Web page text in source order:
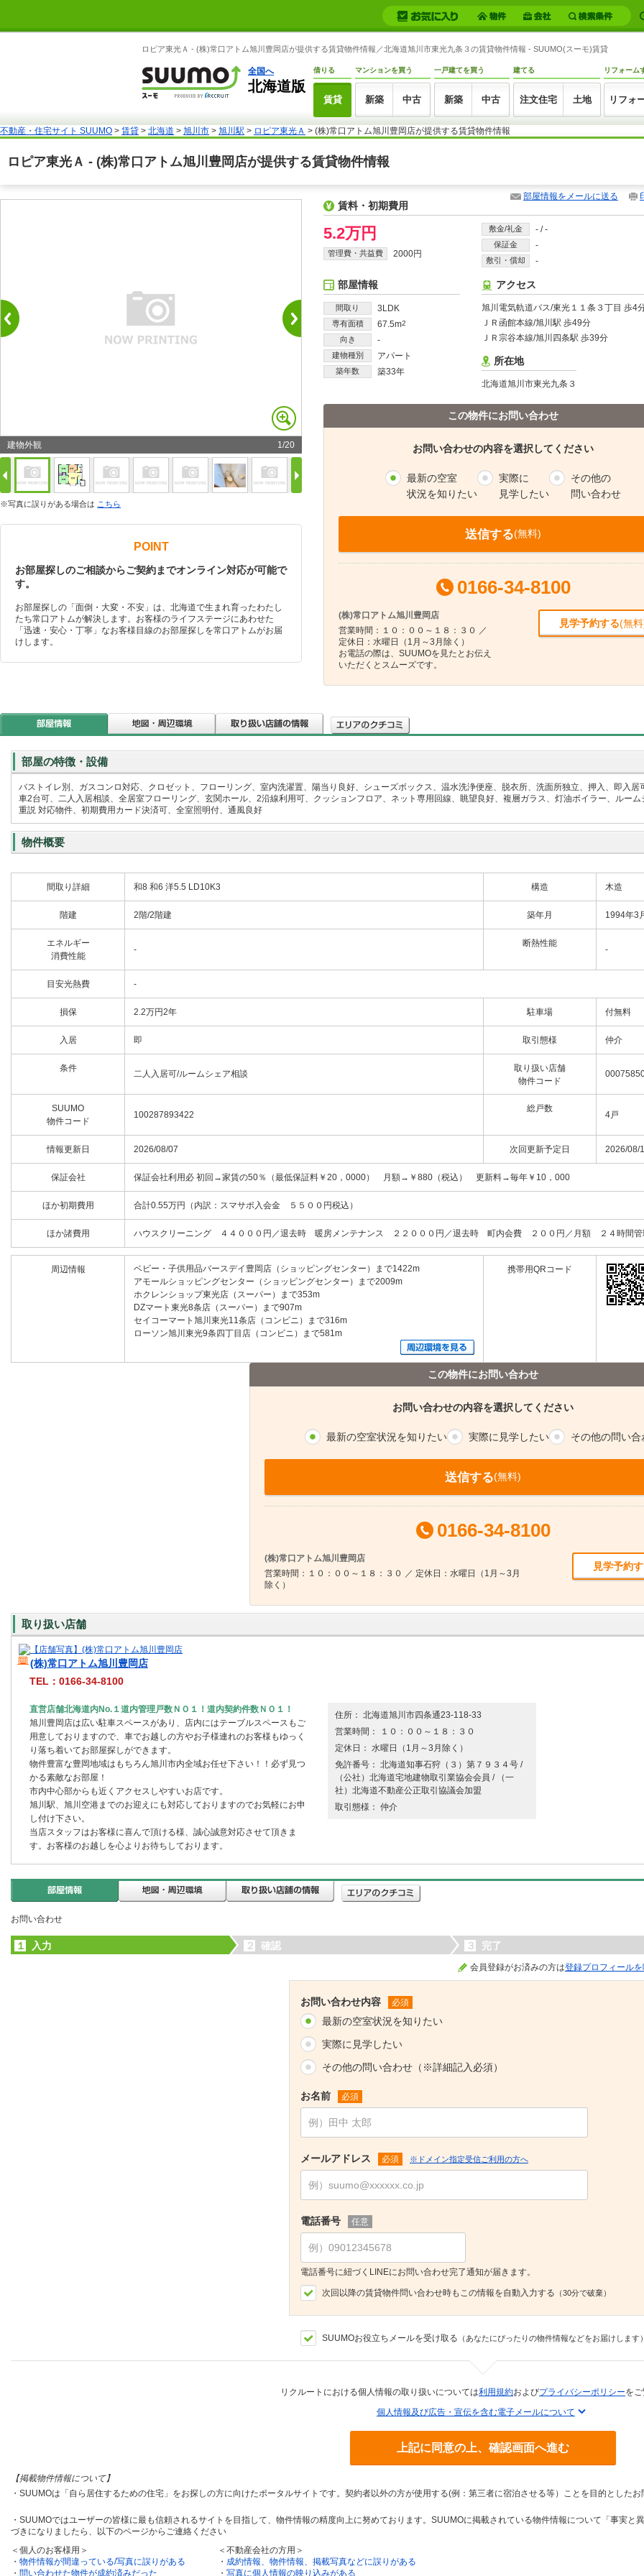
ロピア東光Ａ - (株)常口アトム旭川豊岡店が提供する賃貸物件情報／北海道旭川市東光九条３の賃貸物件情報 - SUUMO(スーモ)賃貸
全国へ
北海道版
借りる
賃貸
マンションを買う
新築 中古
一戸建てを買う
新築 中古
建てる
注文住宅 土地
リフォーム
リフォ
不動産・住宅サイト SUUMO > 賃貸 > 北海道 > 旭川市 > 旭川駅 > ロピア東光Ａ > (株)常口アトム旭川豊岡店が提供する賃貸物件情報
ロピア東光Ａ - (株)常口アトム旭川豊岡店が提供する賃貸物件情報
建物外観 1/20
※写真に誤りがある場合は こちら
POINT
お部屋探しのご相談からご契約までオンライン対応が可能で
す。
お部屋探しの「面倒・大変・不安」は、北海道で生まれ育ったわたし
たち常口アトムが解決します。お客様のライフステージにあわせた
「迅速・安心・丁寧」なお客様目線のお部屋探しを常口アトムがお届
けします。
部屋情報をメールに送る
賃料・初期費用
5.2万円
管理費・共益費 2000円
敷金/礼金 - /-
保証金 -
敷引・償却 -
部屋情報
間取り 3LDK
専有面積 67.5m2
向き -
建物種別 アパート
築年数 築33年
アクセス
旭川電気軌道バス/東光１１条３丁目 歩4
ＪＲ函館本線/旭川駅 歩49分
ＪＲ宗谷本線/旭川四条駅 歩39分
所在地
北海道旭川市東光九条３
この物件にお問い合わせ
お問い合わせの内容を選択してください
最新の空室
状況を知りたい
実際に
見学したい
その他の
問い合わせ
送信する(無料)
0166-34-8100
(株)常口アトム旭川豊岡店
営業時間：１０：００～１８：３０ ／
定休日：水曜日（1月～3月除く）
お電話の際は、SUUMOを見たとお伝え
いただくとスムーズです。
見学予約する(無
部屋の特徴・設備
バストイレ別、ガスコンロ対応、クロゼット、フローリング、室内洗濯置、陽当り良好、シューズボックス、温水洗浄便座、脱衣所、洗面所独立、押入、即入
車2台可、二人入居相談、全居室フローリング、玄関ホール、2沿線利用可、クッションフロア、ネット専用回線、眺望良好、複層ガラス、灯油ボイラー、ルー
重説 対応物件、初期費用カード決済可、全室照明付、通風良好
物件概要
間取り詳細 和8 和6 洋5.5 LD10K3 構造 木造
階建 2階/2階建 築年月 1994年3
エネルギー
消費性能
-
断熱性能
-
目安光熱費 -
損保 2.2万円2年 駐車場 付無料
入居 即 取引態様 仲介
条件
二人入居可/ルームシェア相談
取り扱い店舗
物件コード
SUUMO
物件コード
100287893422
総戸数
4戸
情報更新日 2026/08/07 次回更新予定日 2026/08/
保証会社 保証会社利用必 初回→家賃の50％（最低保証料￥20，0000） 月額→￥880（税込） 更新料→毎年￥10，000
ほか初期費用 合計0.55万円（内訳：スマサポ入会金 ５５００円税込）
ほか諸費用 ハウスクリーニング ４４０００円／退去時 暖房メンテナンス ２２０００円／退去時 町内会費 ２００円／月額 ２４時間
周辺情報
ベビー・子供用品バースデイ豊岡店（ショッピングセンター）まで1422m
アモールショッピングセンター（ショッピングセンター）まで2009m
ホクレンショップ東光店（スーパー）まで353m
DZマート東光8条店（スーパー）まで907m
セイコーマート旭川東光11条店（コンビニ）まで316m
ローソン旭川東光9条四丁目店（コンビニ）まで581m
携帯用QRコード
この物件にお問い合わせ
お問い合わせの内容を選択してください
最新の空室状況を知りたい 実際に 見学したい その他の問い合
送信する(無料)
0166-34-8100
(株)常口アトム旭川豊岡店
営業時間：１０：００～１８：３０ ／ 定休日：水曜日（1月～3月
除く）
見学予約
取り扱い店舗
(株)常口アトム旭川豊岡店
TEL：0166-34-8100
直営店舗北海道内No.１道内管理戸数ＮＯ１！道内契約件数ＮＯ１！
旭川豊岡店は広い駐車スペースがあり、店内にはテーブルスペースもご
用意しておりますので、車でお越しの方やお子様連れのお客様もゆっく
り落ち着いてお部屋探しができます。
物件豊富な豊岡地域はもちろん旭川市内全域お任せ下さい！！必ず見つ
かる素敵なお部屋！
市内中心部からも近くアクセスしやすいお店です。
旭川駅、旭川空港までのお迎えにも対応しておりますのでお気軽にお申
し付け下さい。
当店スタッフはお客様に喜んで頂ける様、誠心誠意対応させて頂きま
す。お客様のお越しを心よりお待ちしております。
住所： 北海道旭川市四条通23-118-33
営業時間： １０：００～１８：３０
定休日： 水曜日（1月～3月除く）
免許番号： 北海道知事石狩（３）第７９３４号 /
（公社）北海道宅地建物取引業協会会員 / （一
社）北海道不動産公正取引協議会加盟
取引態様： 仲介
お問い合わせ
１ 入力 ２ 確認 ３ 完了
会員登録がお済みの方は登録プロフィール
お問い合わせ内容 必須
最新の空室状況を知りたい
実際に見学したい
その他の問い合わせ（※詳細記入必須）
お名前 必須
メールアドレス 必須 ※ドメイン指定受信ご利用の方へ
電話番号 任意
電話番号に紐づくLINEにお問い合わせ完了通知が届きます。
次回以降の賃貸物件問い合わせ時もこの情報を自動入力する （30分で破棄）
SUUMOお役立ちメールを受け取る （あなたにぴったりの物件情報などをお届けします
リクルートにおける個人情報の取り扱いについては利用規約およびプライバシーポリシーを
個人情報及び広告・宣伝を含む電子メールについて
上記に同意の上、確認画面へ進む
【掲載物件情報について】
・SUUMOは「自ら居住するための住宅」をお探しの方に向けたポータルサイトです。契約者以外の方が使用する(例：第三者に宿泊させる等）ことを目的とした
・SUUMOではユーザーの皆様に最も信頼されるサイトを目指して、物件情報の精度向上に努めております。SUUMOに掲載されている物件情報について「事実
づきになりましたら、以下のページからご連絡ください
＜個人のお客様用＞
・ 物件情報が間違っている/写真に誤りがある
・ 問い合わせた物件が成約済みだった
＜不動産会社の方用＞
・ 成約情報、物件情報、掲載写真などに誤りがある
・ 写真に個人情報の映り込みがある